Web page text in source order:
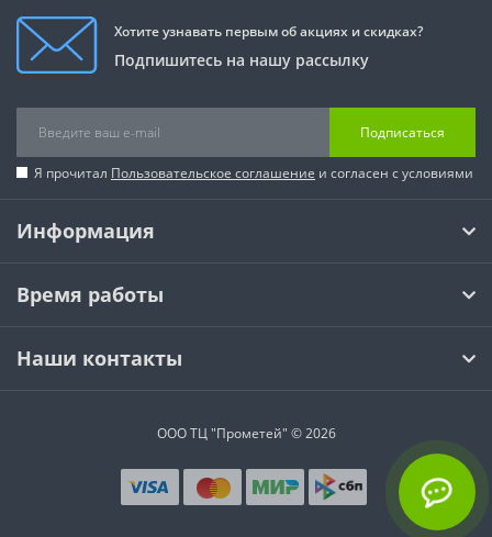
Хотите узнавать первым об акциях и скидках?
Подпишитесь на нашу рассылку
Подписаться
Я прочитал Пользовательское соглашение и согласен с условиями
Информация
Время работы
Наши контакты
ООО ТЦ "Прометей" © 2026